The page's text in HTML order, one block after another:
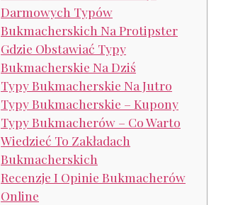
Darmowych Typów
Bukmacherskich Na Protipster
Gdzie Obstawiać Typy
Bukmacherskie Na Dziś
Typy Bukmacherskie Na Jutro
Typy Bukmacherskie – Kupony
Typy Bukmacherów – Co Warto
Wiedzieć To Zakładach
Bukmacherskich
Recenzje I Opinie Bukmacherów
Online